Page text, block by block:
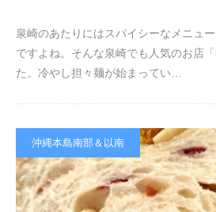
泉崎のあたりにはスパイシーなメニュ
ですよね。そんな泉崎でも人気のお店
た。冷やし担々麺が始まってい…
沖縄本島南部＆以南